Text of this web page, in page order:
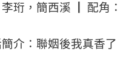
珩，簡西溪 ┃ 配角：
介：聯姻後我真香了